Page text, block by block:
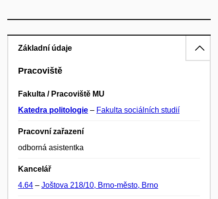
Základní údaje
Pracoviště
Fakulta / Pracoviště MU
Katedra politologie – Fakulta sociálních studií
Pracovní zařazení
odborná asistentka
Kancelář
4.64 – Joštova 218/10, Brno-město, Brno